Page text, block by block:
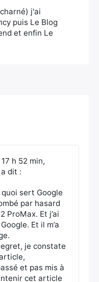
j'ai
puis Le Blog
et enfin Le
h 52 min,
a dit :
sert Google
par hasard
ProMax. Et j’ai
Et il m’a
je constate
et pas mis à
cet article